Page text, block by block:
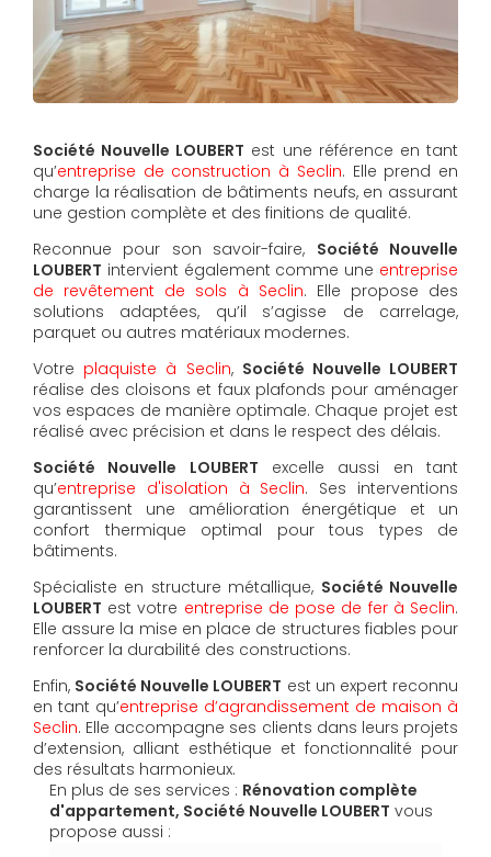
Société Nouvelle LOUBERT est une référence en tant
qu’entreprise de construction à Seclin. Elle prend en
charge la réalisation de bâtiments neufs, en assurant
une gestion complète et des finitions de qualité.
Reconnue pour son savoir-faire, Société Nouvelle
LOUBERT intervient également comme une entreprise
de revêtement de sols à Seclin. Elle propose des
solutions adaptées, qu’il s’agisse de carrelage,
parquet ou autres matériaux modernes.
Votre plaquiste à Seclin, Société Nouvelle LOUBERT
réalise des cloisons et faux plafonds pour aménager
vos espaces de manière optimale. Chaque projet est
réalisé avec précision et dans le respect des délais.
Société Nouvelle LOUBERT excelle aussi en tant
qu’entreprise d'isolation à Seclin. Ses interventions
garantissent une amélioration énergétique et un
confort thermique optimal pour tous types de
bâtiments.
Spécialiste en structure métallique, Société Nouvelle
LOUBERT est votre entreprise de pose de fer à Seclin.
Elle assure la mise en place de structures fiables pour
renforcer la durabilité des constructions.
Enfin, Société Nouvelle LOUBERT est un expert reconnu
en tant qu’entreprise d’agrandissement de maison à
Seclin. Elle accompagne ses clients dans leurs projets
d’extension, alliant esthétique et fonctionnalité pour
des résultats harmonieux.
En plus de ses services : Rénovation complète
d'appartement, Société Nouvelle LOUBERT vous
propose aussi :